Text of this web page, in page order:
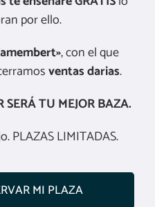
por ello.
, con el que
ventas darias.
SERÁ TU MEJOR BAZA.
PLAZAS LIMITADAS.
MI PLAZA